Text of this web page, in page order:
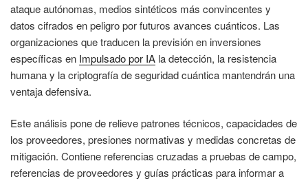
ataque autónomas, medios sintéticos más convincentes y
datos cifrados en peligro por futuros avances cuánticos. Las
organizaciones que traducen la previsión en inversiones
específicas en Impulsado por IA la detección, la resistencia
humana y la criptografía de seguridad cuántica mantendrán una
ventaja defensiva.
Este análisis pone de relieve patrones técnicos, capacidades de
los proveedores, presiones normativas y medidas concretas de
mitigación. Contiene referencias cruzadas a pruebas de campo,
referencias de proveedores y guías prácticas para informar a